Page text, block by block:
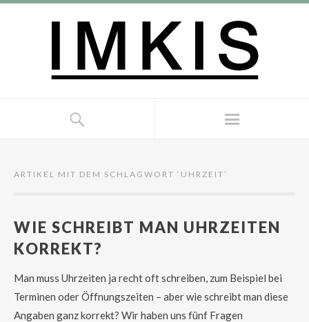
ARTIKEL MIT DEM SCHLAGWORT ‘ UHRZEIT ’
WIE SCHREIBT MAN UHRZEITEN
KORREKT?
Man muss Uhrzeiten ja recht oft schreiben, zum Beispiel bei
Terminen oder Öffnungszeiten – aber wie schreibt man diese
Angaben ganz korrekt? Wir haben uns fünf Fragen